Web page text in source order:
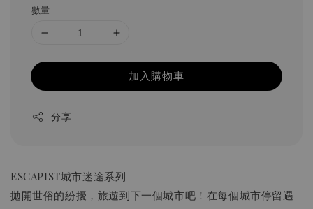
數量
加入購物車
分享
ESCAPIST城市迷途系列
拋開世俗的紛擾，旅遊到下一個城市吧！在每個城市停留遇